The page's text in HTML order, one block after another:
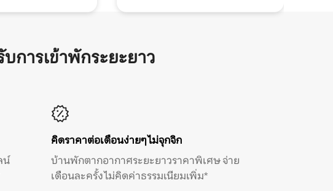
การเข้าพักระยะยาว
น์
คิดราคาต่อเดือนง่ายๆ ไม่จุกจิก
บ้านพักตากอากาศระยะยาวราคาพิเศษ จ่าย
เดือนละครั้ง ไม่คิดค่าธรรมเนียมเพิ่ม*